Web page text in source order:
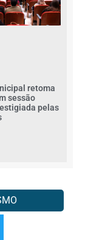
retoma
sessão
pelas